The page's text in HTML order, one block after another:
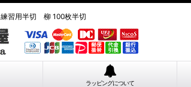
練習用半切 柳 100枚半切
ラッピングについて